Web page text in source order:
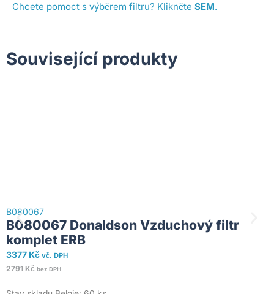
Chcete pomoct s výběrem filtru? Klikněte SEM.
Související produkty
B080067
B080067 Donaldson Vzduchový filtr
komplet ERB
3377 Kč vč. DPH
2791 Kč bez DPH